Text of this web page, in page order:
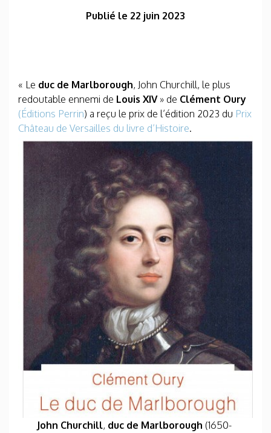
Publié le 22 juin 2023
« Le duc de Marlborough, John Churchill, le plus
redoutable ennemi de Louis XIV» de Clément Oury
(Éditions Perrin) a reçu le prix de l’édition 2023 du Prix
Château de Versailles du livre d’Histoire.
John Churchill, duc de Marlborough (1650-